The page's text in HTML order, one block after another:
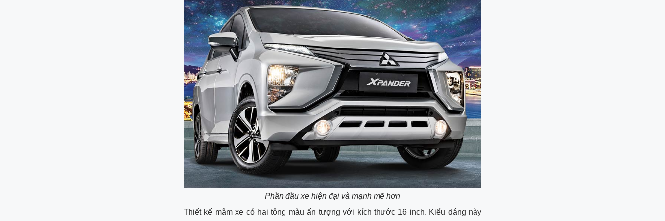
Phần đầu xe hiện đại và mạnh mẽ hơn
Thiết kế mâm xe có hai tông màu ấn tượng với kích thước 16 inch. Kiểu dáng này